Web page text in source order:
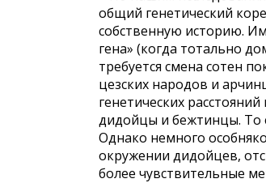
общий генетический
собственную историю.
гена» (когда тотально
требуется смена сотен
цезских народов и
генетических
дидойцы и бежтинцы. То
Однако немного
окружении дидойцев,
более чувствительные